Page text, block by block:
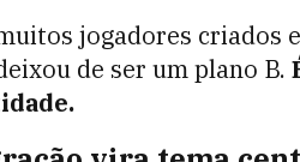
jogadores criados
de ser um plano B.